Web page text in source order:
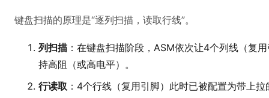
键盘扫描的原理是“逐列扫描，读取行线”。
列扫描 ：在键盘扫描阶段，ASM依次让4个列线（复
持高阻（或高电平）。
行读取 ：4个行线（复用引脚）此时已被配置为带上